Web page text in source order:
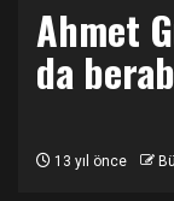
Ahmet
da
13 yıl önce